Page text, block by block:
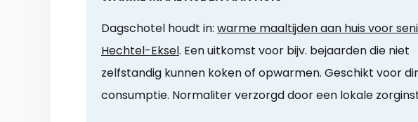
Dagschotel houdt in: warme maaltijden aan huis voor
Hechtel-Eksel. Een uitkomst voor bijv. bejaarden die niet
zelfstandig kunnen koken of opwarmen. Geschikt voor
consumptie. Normaliter verzorgd door een lokale